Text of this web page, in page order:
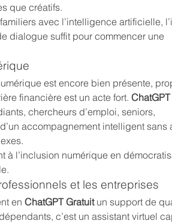
que créatifs.
avec l’intelligence artificielle,
dialogue suffit pour commencer une
est encore bien présente,
financière est un acte fort. ChatGPT
chercheurs d’emploi, seniors,
accompagnement intelligent sans
à l’inclusion numérique en
et les entreprises
en ChatGPT Gratuit un support de
c’est un assistant virtuel